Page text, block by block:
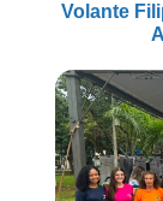
Volante